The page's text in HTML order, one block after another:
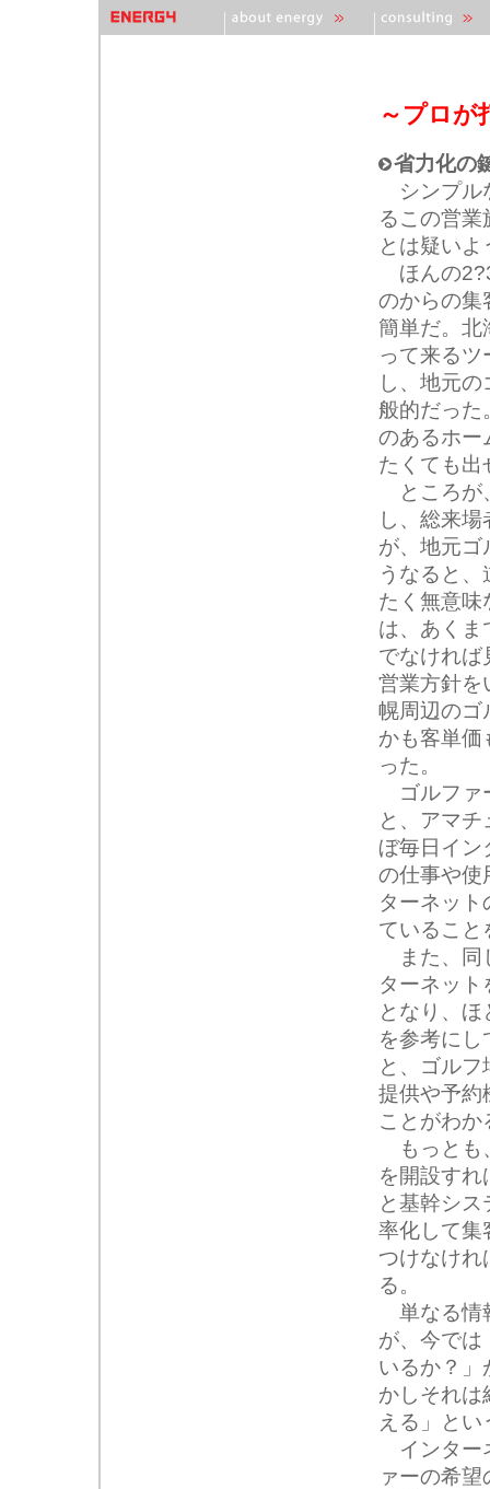
～プロが
省力化の
シンプル
るこの営
とは疑い
ほんの
のからの集
簡単だ。北
って来る
し、地元
般的だった
のあるホー
たくても出
ところが
し、総来
が、地元ゴ
うなると
たく無意味
は、あくま
でなければ
営業方針を
幌周辺のゴ
かも客単価
った。
ゴルファ
と、アマ
ぼ毎日イン
の仕事や使
ターネッ
ていること
また、同
ターネッ
となり、
を参考に
と、ゴル
提供や予約
ことがわか
もっとも
を開設す
と基幹シ
率化して集
つけなけれ
る。
単なる情
が、今では
いるか？」
かしそれは
える」と
インター
ァーの希